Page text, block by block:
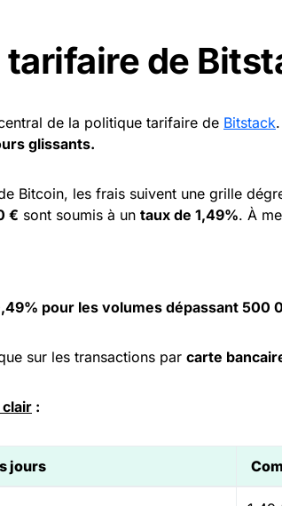
de
de la politique tarifaire de Bitstack
glissants.
Bitcoin, les frais suivent une grille
€ sont soumis à un taux de 1,49%. À
pour les volumes dépassant 500
sur les transactions par carte
:
jours